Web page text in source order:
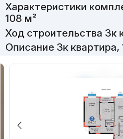
Характеристики
108 м²
Ход строительства 3к
Описание 3к квартира,